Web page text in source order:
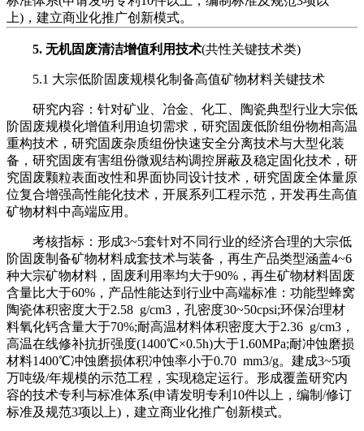
上)，建立商业化推广创新模式。
5. 无机固废清洁增值利用技术(共性关键技术类)
5.1 大宗低阶固废规模化制备高值矿物材料关键技术
研究内容：针对矿业、冶金、化工、陶瓷典型行业大宗低
阶固废规模化增值利用迫切需求，研究固废低阶组份物相高温
重构技术，研究固废杂质组份快速安全分离技术与大型化装
备，研究固废有害组份微观结构调控屏蔽及稳定固化技术，研
究固废颗粒表面改性和界面协同设计技术，研究固废全体量原
位复合增强高性能化技术，开展系列工程示范，开发再生高值
矿物材料中高端应用。
考核指标：形成3~5套针对不同行业的经济合理的大宗低
阶固废制备矿物材料成套技术与装备，再生产品类型涵盖4~6
种大宗矿物材料，固废利用率均大于90%，再生矿物材料固废
含量比大于60%，产品性能达到行业中高端标准：功能型蜂窝
陶瓷体积密度大于2.58 g/cm3，孔密度30~50cpsi;环保治理材
料氧化钙含量大于70%;耐高温材料体积密度大于2.36 g/cm3，
高温在线修补抗折强度(1400℃×0.5h)大于1.60MPa;耐冲蚀磨损
材料1400℃冲蚀磨损体积冲蚀率小于0.70 mm3/g。建成3~5项
万吨级/年规模的示范工程，实现稳定运行。形成覆盖研究内
容的技术专利与标准体系(申请发明专利10件以上，编制/修订
标准及规范3项以上)，建立商业化推广创新模式。